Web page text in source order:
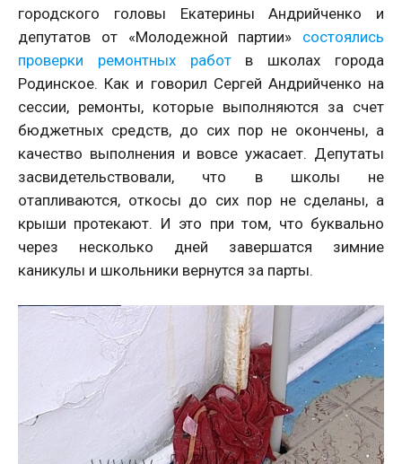
городского головы Екатерины Андрийченко и
депутатов от «Молодежной партии» состоялись
проверки ремонтных работ в школах города
Родинское. Как и говорил Сергей Андрийченко на
сессии, ремонты, которые выполняются за счет
бюджетных средств, до сих пор не окончены, а
качество выполнения и вовсе ужасает. Депутаты
засвидетельствовали, что в школы не
отапливаются, откосы до сих пор не сделаны, а
крыши протекают. И это при том, что буквально
через несколько дней завершатся зимние
каникулы и школьники вернутся за парты.